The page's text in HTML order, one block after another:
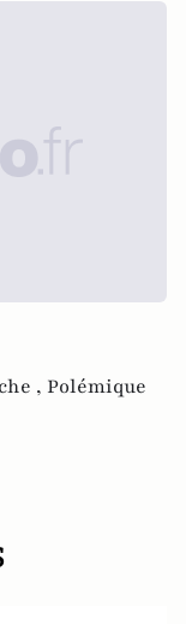
, Polémique